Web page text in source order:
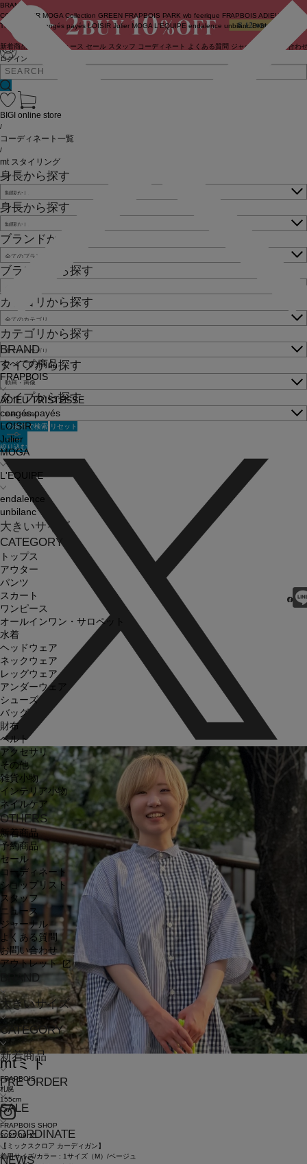
ログイン
BRAND
COUTURIER MOGA Collection GREEN FRAPBOIS PARK wb feerique FRAPBOIS ADIEU
TRISTESSE
congés payés LOISIR Julier MOGA L'EQUIPE endalence unbilanc BIGI online store
新着商品 ニュース セール スタッフ コーディネート よくある質問 ジャーナル お問い合わ
BRAND
すべての商品
FRAPBOIS
ADIEU TRISTESSE
congés payés
LOISIR
Julier
MOGA
L'EQUIPE
endalence
unbilanc
大きいサイズ
CATEGORY
トップス
アウター
パンツ
スカート
ワンピース
オールインワン・サロペット
水着
ヘッドウェア
ネックウェア
レッグウェア
アンダーウェア
シューズ
バッグ
財布
ベルト
アクセサリ
その他
雑貨小物
インテリア小物
ネイルケア
OTHERS
新着商品
予約商品
セール
コーディネート
ショップリスト
スタッフ
ニュース
ジャーナル
よくある質問
お問い合わせ
アウトレット
BRAND
大きいサイズ
CATEGORY
新着商品
PRE ORDER
SALE
COORDINATE
NEWS
BIGI online store
/
コーディネート一覧
/
mt スタイリング
身長から探す
身長から探す
ブランドから探す
ブランドから探す
カテゴリから探す
カテゴリから探す
タイプから探す
タイプから探す
この条件で検索 リセット
絞り込む
mtミト
FRAPBOIS
札幌
155cm
FRAPBOIS SHOP
2025.09.15
【ミックスクロア カーディガン】
着用サイズ/カラー : 1サイズ（M）/ベージュ